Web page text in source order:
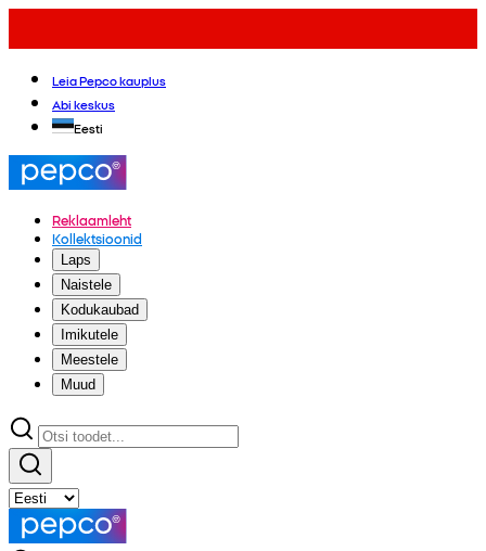
Leia Pepco kauplus
Abi keskus
Eesti
Reklaamleht
Kollektsioonid
Laps
Naistele
Kodukaubad
Imikutele
Meestele
Muud